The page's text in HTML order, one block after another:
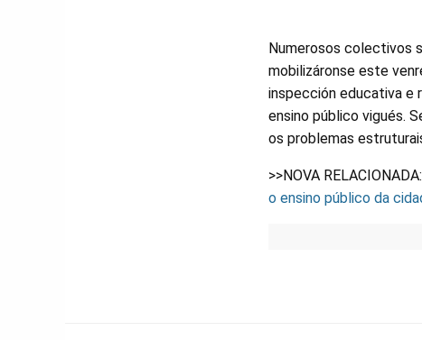
Numerosos colectivos
mobilizáronse este
inspección educativa e
ensino público vigués.
os problemas
>>NOVA RELACIONADA:
o ensino público da